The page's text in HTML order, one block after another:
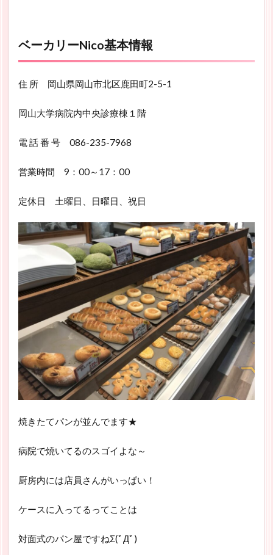
ベーカリーNico基本情報
住 所 岡山県岡山市北区鹿田町2-5-1
岡山大学病院内中央診療棟１階
電 話 番 号 086-235-7968
営業時間 9：00～17：00
定休日 土曜日、日曜日、祝日
焼きたてパンが並んでます★
病院で焼いてるのスゴイよな～
厨房内には店員さんがいっぱい！
ケースに入ってるってことは
対面式のパン屋ですねΣ(ﾟДﾟ)